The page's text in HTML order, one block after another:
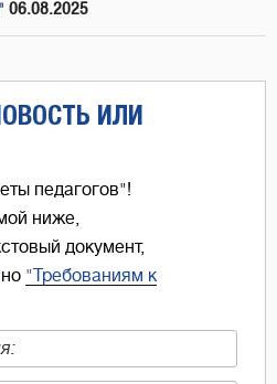
06.08.2025
ИЛИ
педагогов"!
ниже,
документ,
"Требованиям к